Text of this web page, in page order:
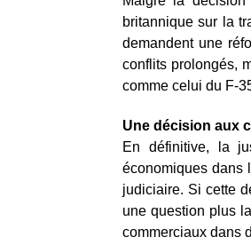
britannique sur la
demandent une
conflits prolongés,
comme celui du F-
Une décision aux
En définitive, la
économiques dans
judiciaire. Si cette
une question plus
commerciaux dans